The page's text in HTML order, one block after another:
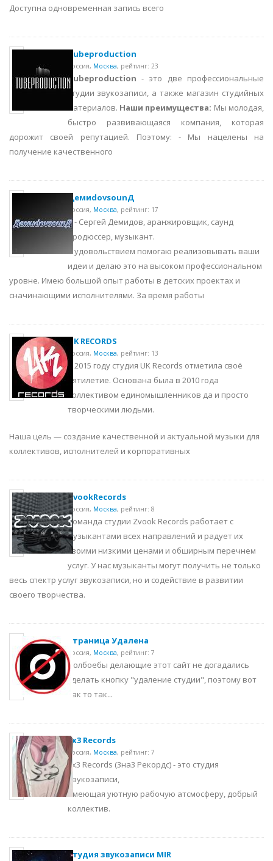
Доступна одновременная запись всего
Tubeproduction
Россия, Москва, рейтинг: 23
Tubeproduction - это две профессиональные
студии звукозаписи, а также магазин студийных
материалов. Наши преимущества: Мы молодая,
быстро развивающаяся компания, которая
дорожит своей репутацией. Поэтому: - Мы нацелены на
получение качественного
ДемиdovsounД
Россия, Москва, рейтинг: 17
Я - Сергей Демидов, аранжировщик, саунд
продюссер, музыкант.
С удовольствием помогаю реализовывать ваши
идеи и делаю это на высоком профессиональном
уровне. Имею большой опыт работы в детских проектах и
сначинающими исполнителями. За время работы
UK RECORDS
Россия, Москва, рейтинг: 13
В 2015 году студия UK Records отметила своё
пятилетие. Основана была в 2010 года
коллективом единомышленников да и просто
творческими людьми.
Наша цель — создание качественной и актуальной музыки для
коллективов, исполнителей и корпоративных
ZvookRecords
Россия, Москва, рейтинг: 8
Команда студии Zvook Records работает с
музыкантами всех направлений и радует их
своими низкими ценами и обширным перечнем
услуг. У нас музыканты могут получить не только
весь спектр услуг звукозаписи, но и содействие в развитии
своего творчества.
Страница Удалена
Россия, Москва, рейтинг: 7
Долбоебы делающие этот сайт не догадались
сделать кнопку "удаление студии", поэтому вот
как то так...
3x3 Records
Россия, Москва, рейтинг: 7
3x3 Records (3на3 Рекордс) - это студия
звукозаписи,
имеющая уютную рабочую атсмосферу, добрый
коллектив.
Студия звукозаписи MIR